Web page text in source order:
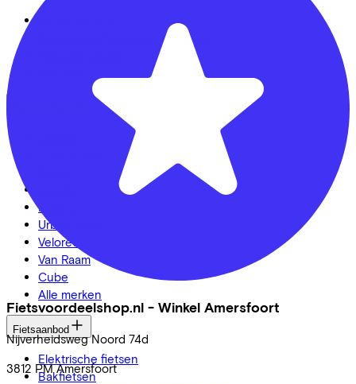
Fietsvoordeelshop.nl - Winkel Amersfoort
Nijverheidsweg Noord 74d
3812 PM Amersfoort
Fiets leasen? Bereken je kosten
Kalkhoff
Urban Arrow
Veloretti
Van Raam
Cube
Alle merken
Fietsaanbod
Elektrische fietsen
Bakfietsen